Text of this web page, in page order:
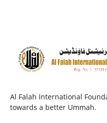
Al Falah International
towards a better Ummah.